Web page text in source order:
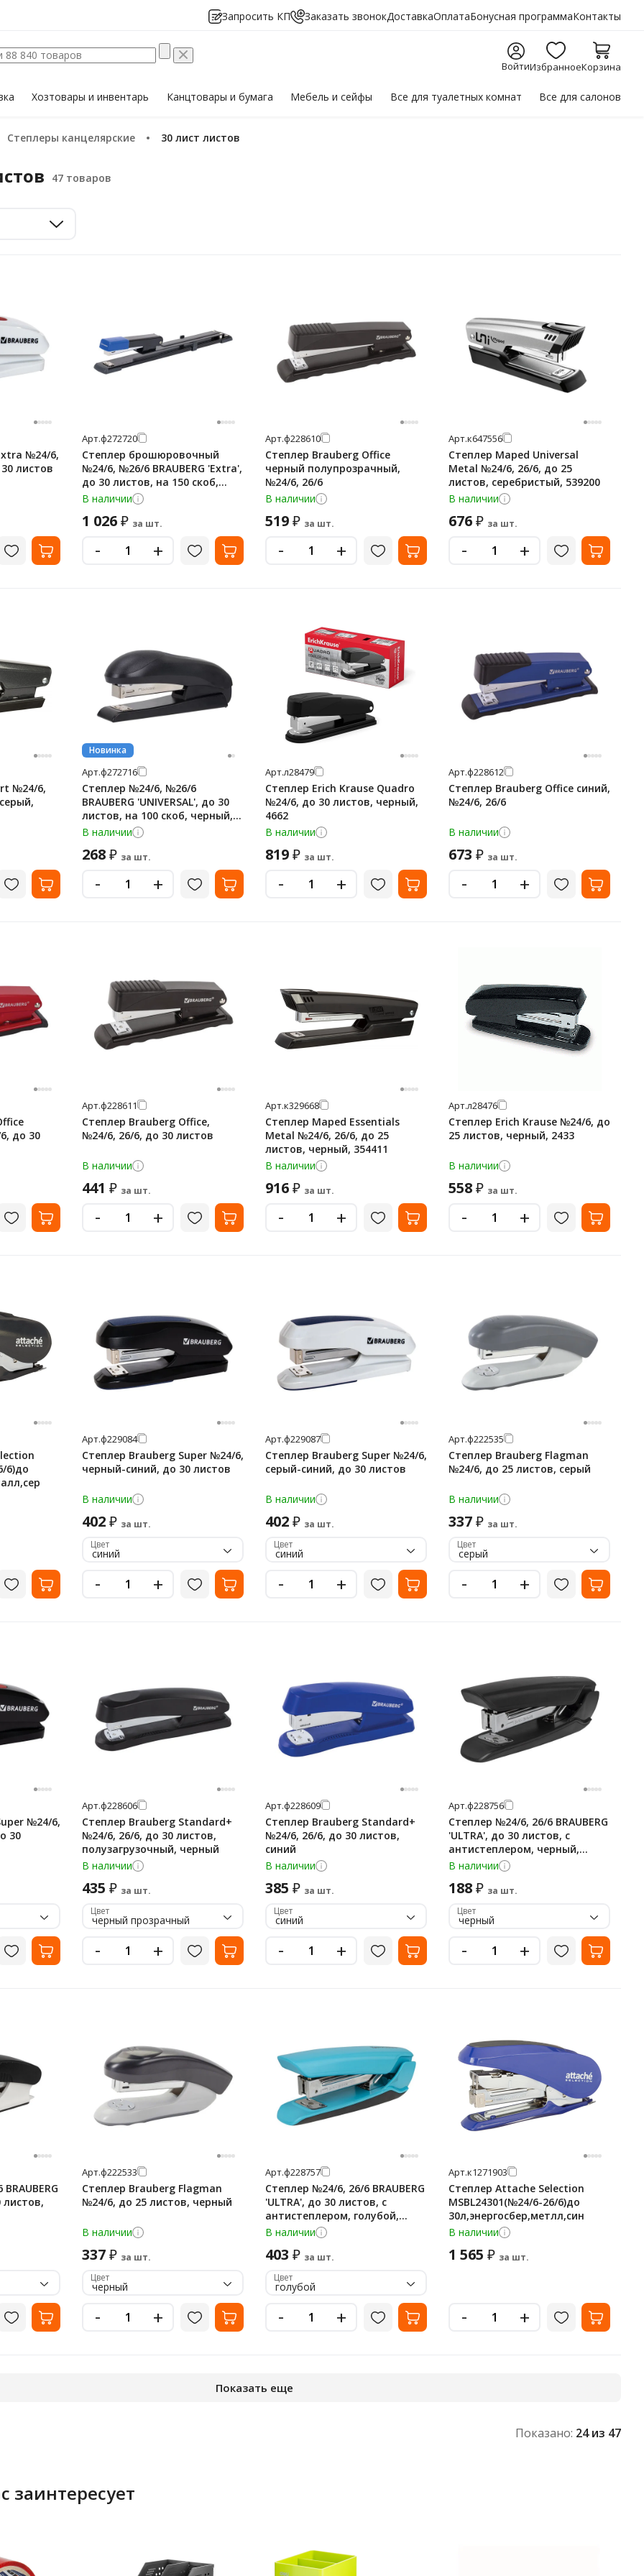
Запросить КП Заказать звонокДоставкаОплатаБонусная программаКонтакты
ВойтиИзбранноеКорзина
Хозтоварыи инвентарь Канцтовары и бумага Мебельи сейфы Все для туалетных комнат Все для салонов
Степлеры канцелярские 30 лист листов
№24/6,
листов
Арт.ф272720
Степлер брошюровочный
№24/6, №26/6 BRAUBERG 'Extra',
до 30 листов, на 150 скоб,
черно-синий, 272720
В наличии
1 026₽ за шт.
- +
Арт.ф228610
Степлер Brauberg Office
черный полупрозрачный,
№24/6, 26/6
В наличии
519₽ за шт.
- +
Арт.к647556
Степлер Maped Universal
Metal №24/6, 26/6, до 25
листов, серебристый, 539200
В наличии
676₽ за шт.
- +
№24/6,
Новинка
Арт.ф272716
Степлер №24/6, №26/6
BRAUBERG 'UNIVERSAL', до 30
листов, на 100 скоб, черный,
272716
В наличии
268₽ за шт.
- +
Арт.л28479
Степлер Erich Krause Quadro
№24/6, до 30 листов, черный,
4662
В наличии
819₽ за шт.
- +
Арт.ф228612
Степлер Brauberg Office синий,
№24/6, 26/6
В наличии
673 ₽ за шт.
- +
до 30
Арт.ф228611
Степлер Brauberg Office,
№24/6, 26/6, до 30 листов
В наличии
441 ₽ за шт.
- +
Арт.к329668
Степлер Maped Essentials
Metal №24/6, 26/6, до 25
листов, черный, 354411
В наличии
916₽ за шт.
- +
Арт.л28476
Степлер Erich Krause №24/6, до
25 листов, черный, 2433
В наличии
558₽ за шт.
- +
6)до
Арт.ф229084
Степлер Brauberg Super №24/6,
черный-синий, до 30 листов
В наличии
402₽ за шт.
Цвет
синий
- +
Арт.ф229087
Степлер Brauberg Super №24/6,
серый-синий, до 30 листов
В наличии
402₽ за шт.
Цвет
синий
- +
Арт.ф222535
Степлер Brauberg Flagman
№24/6, до 25 листов, серый
В наличии
337₽ за шт.
Цвет
серый
- +
№24/6,
30
Арт.ф228606
Степлер Brauberg Standard+
№24/6, 26/6, до 30 листов,
полузагрузочный, черный
В наличии
435 ₽ за шт.
Цвет
черный прозрачный
- +
Арт.ф228609
Степлер Brauberg Standard+
№24/6, 26/6, до 30 листов,
синий
В наличии
385 ₽ за шт.
Цвет
синий
- +
Арт.ф228756
Степлер №24/6, 26/6 BRAUBERG
'ULTRA', до 30 листов, с
антистеплером, черный,
228756
В наличии
188₽ за шт.
Цвет
черный
- +
листов,
Арт.ф222533
Степлер Brauberg Flagman
№24/6, до 25 листов, черный
В наличии
337₽ за шт.
Цвет
черный
- +
Арт.ф228757
Степлер №24/6, 26/6 BRAUBERG
'ULTRA', до 30 листов, с
антистеплером, голубой,
228757
В наличии
403 ₽ за шт.
Цвет
голубой
- +
Арт.к1271903
Степлер Attache Selection
MSBL24301(№24/6-26/6)до
30л,энергосбер,метлл,син
В наличии
1 565 ₽ за шт.
- +
Показать еще
Показано: 24из 47
заинтересует